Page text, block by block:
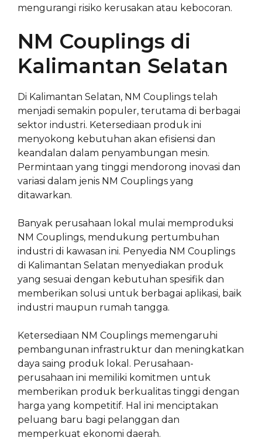
mengurangi risiko kerusakan atau kebocoran.
NM Couplings di
Kalimantan Selatan
Di Kalimantan Selatan, NM Couplings telah
menjadi semakin populer, terutama di berbagai
sektor industri. Ketersediaan produk ini
menyokong kebutuhan akan efisiensi dan
keandalan dalam penyambungan mesin.
Permintaan yang tinggi mendorong inovasi dan
variasi dalam jenis NM Couplings yang
ditawarkan.
Banyak perusahaan lokal mulai memproduksi
NM Couplings, mendukung pertumbuhan
industri di kawasan ini. Penyedia NM Couplings
di Kalimantan Selatan menyediakan produk
yang sesuai dengan kebutuhan spesifik dan
memberikan solusi untuk berbagai aplikasi, baik
industri maupun rumah tangga.
Ketersediaan NM Couplings memengaruhi
pembangunan infrastruktur dan meningkatkan
daya saing produk lokal. Perusahaan-
perusahaan ini memiliki komitmen untuk
memberikan produk berkualitas tinggi dengan
harga yang kompetitif. Hal ini menciptakan
peluang baru bagi pelanggan dan
memperkuat ekonomi daerah.